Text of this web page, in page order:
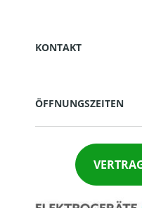
KONTAKT
ÖFFNUNGSZEITEN